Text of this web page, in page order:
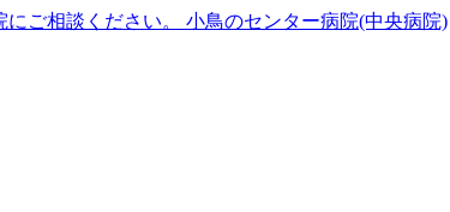
小鳥のセンター病院(中央病院)